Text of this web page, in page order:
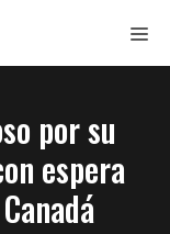
por su
espera